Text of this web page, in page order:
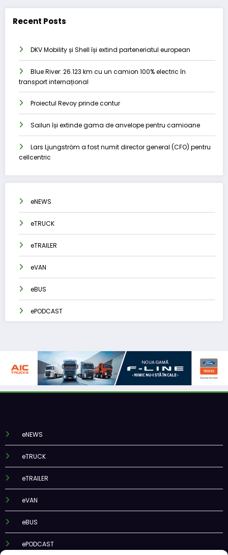
Recent Posts
DKV Mobility și Shell își extind parteneriatul european
Blue River: 26.123 km cu un camion 100% electric în
transport internațional
Proiectul Revoy prinde contur
Sailun își extinde gama de anvelope pentru camioane
Lars Ljungström a fost numit director general (CFO) pentru
cellcentric
eNEWS
eTRUCK
eTRAILER
eVAN
eBUS
ePODCAST
eNEWS
eTRUCK
eTRAILER
eVAN
eBUS
ePODCAST